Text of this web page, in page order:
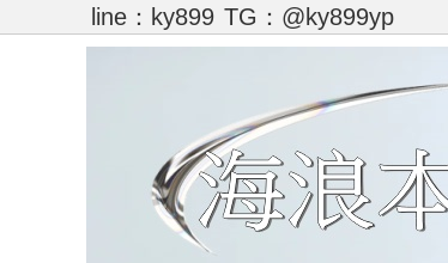
line：ky899 TG：@ky899yp